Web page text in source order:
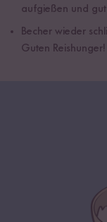
aufgießen und
Becher wieder
Guten Reishunger!